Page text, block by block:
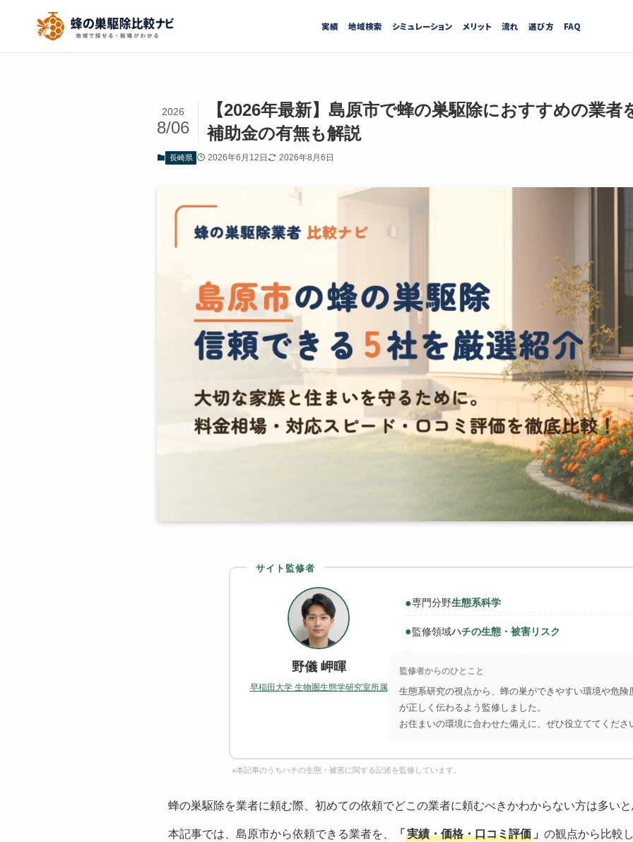
実績 地域検索 シミュレーション メリット 流れ 選び方 FAQ
【2026年最新】島原市で蜂の巣駆除におすすめの業者
補助金の有無も解説
2026
8/06
長崎県 2026年6月12日 2026年8月6日
サイト監修者
野儀 岬暉
早稲田大学 生物圏生態学研究室所属
●専門分野生態系科学
●監修領域ハチの生態・被害リスク
監修者からのひとこと
生態系研究の視点から、蜂の巣ができやすい環境や危険
が正しく伝わるよう監修しました。
お住まいの環境に合わせた備えに、ぜひ役立ててくださ
※本記事のうちハチの生態・被害に関する記述を監修しています。
蜂の巣駆除を業者に頼む際、初めての依頼でどこの業者に頼むべきかわからない方は多い
本記事では、島原市から依頼できる業者を、 「 実績・価格・口コミ評価 」 の観点から比較